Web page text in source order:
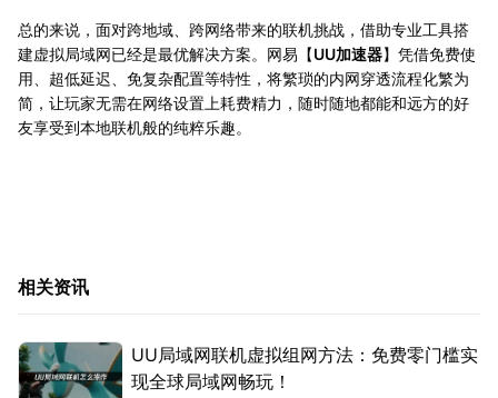
总的来说，面对跨地域、跨网络带来的联机挑战，借助专业工具搭
建虚拟局域网已经是最优解决方案。网易【UU加速器】凭借免费使
用、超低延迟、免复杂配置等特性，将繁琐的内网穿透流程化繁为
简，让玩家无需在网络设置上耗费精力，随时随地都能和远方的好
友享受到本地联机般的纯粹乐趣。
相关资讯
UU局域网联机虚拟组网方法：免费零门槛实
现全球局域网畅玩！